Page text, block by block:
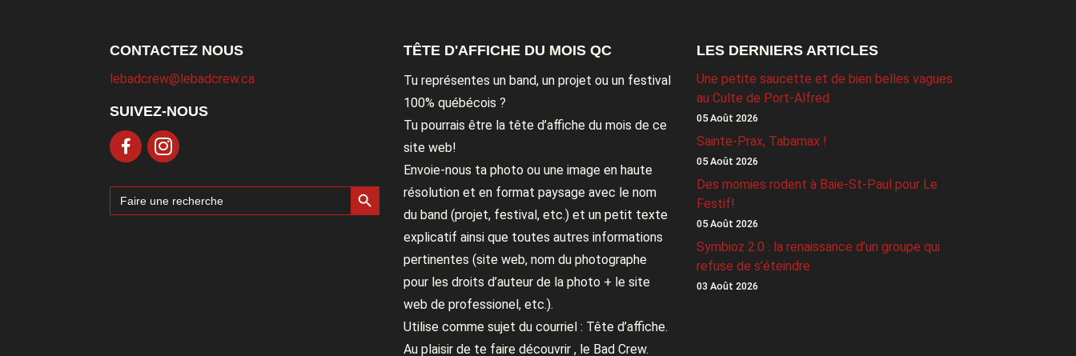
CONTACTEZ NOUS
lebadcrew@lebadcrew.ca
SUIVEZ-NOUS
Search
for:
Search Button
TÊTE D'AFFICHE DU MOIS QC
Tu représentes un band, un projet ou un festival
100% québécois ?
Tu pourrais être la tête d’affiche du mois de ce
site web!
Envoie-nous ta photo ou une image en haute
résolution et en format paysage avec le nom
du band (projet, festival, etc.) et un petit texte
explicatif ainsi que toutes autres informations
pertinentes (site web, nom du photographe
pour les droits d’auteur de la photo + le site
web de professionel, etc.).
Utilise comme sujet du courriel : Tête d’affiche.
Au plaisir de te faire découvrir , le Bad Crew.
LES DERNIERS ARTICLES
Une petite saucette et de bien belles vagues
au Culte de Port-Alfred
05 Août 2026
Sainte-Prax, Tabarnax !
05 Août 2026
Des momies rodent à Baie-St-Paul pour Le
Festif!
05 Août 2026
Symbioz 2.0 : la renaissance d’un groupe qui
refuse de s’éteindre
03 Août 2026